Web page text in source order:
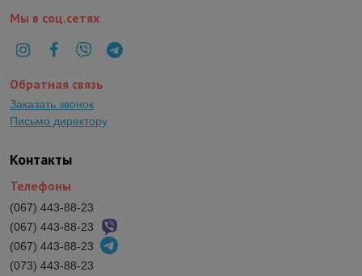
Контакты
Телефоны
(067) 443-88-23
(067) 443-88-23
(067) 443-88-23
(073) 443-88-23
Мы в соц.сетях
Обратная связь
Заказать звонок
Письмо директору